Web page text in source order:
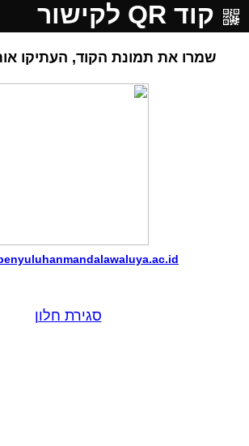
קוד QR לקישור
שמרו את תמונת הקוד, העתיקו
סגירת חלון